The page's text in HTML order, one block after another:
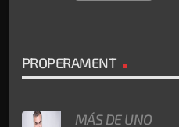
PROPERAMENT
MÁS DE UNO